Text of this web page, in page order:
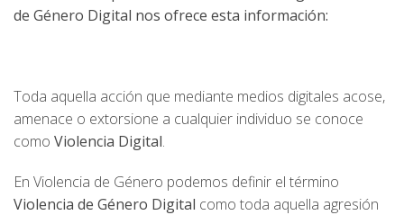
de Género Digital nos ofrece esta información:
Toda aquella acción que mediante medios digitales acose,
amenace o extorsione a cualquier individuo se conoce
como Violencia Digital.
En Violencia de Género podemos definir el término
Violencia de Género Digital como toda aquella agresión